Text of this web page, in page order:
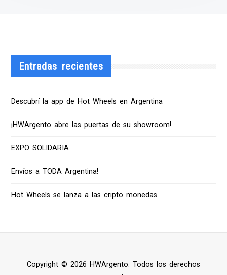
Entradas recientes
Descubrí la app de Hot Wheels en Argentina
¡HWArgento abre las puertas de su showroom!
EXPO SOLIDARIA
Envíos a TODA Argentina!
Hot Wheels se lanza a las cripto monedas
Copyright © 2026 HWArgento. Todos los derechos